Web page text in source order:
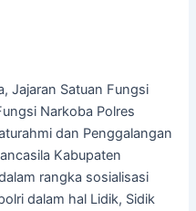
Jajaran Satuan Fungsi
Narkoba Polres
dan Penggalangan
Kabupaten
rangka sosialisasi
dalam hal Lidik, Sidik